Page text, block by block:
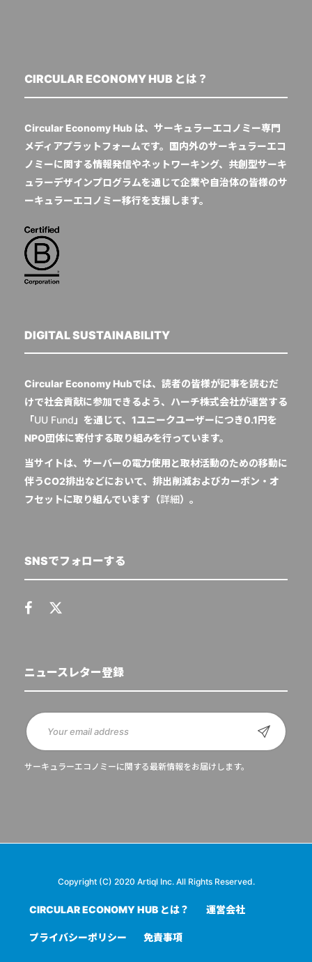
CIRCULAR ECONOMY HUB とは？
Circular Economy Hub は、サーキュラーエコノミー専門
メディアプラットフォームです。国内外のサーキュラーエコ
ノミーに関する情報発信やネットワーキング、共創型サーキ
ュラーデザインプログラムを通じて企業や自治体の皆様のサ
ーキュラーエコノミー移行を支援します。
DIGITAL SUSTAINABILITY
Circular Economy Hubでは、読者の皆様が記事を読むだ
けで社会貢献に参加できるよう、ハーチ株式会社が運営する
「UU Fund 」を通じて、1ユニークユーザーにつき0.1円を
NPO団体に寄付する取り組みを行っています。
当サイトは、サーバーの電力使用と取材活動のための移動に
伴うCO2排出などにおいて、排出削減およびカーボン・オ
フセットに取り組んでいます（詳細）。
SNSでフォローする
ニュースレター登録
サーキュラーエコノミーに関する最新情報をお届けします。
Copyright (C) 2020 Artiql Inc. All Rights Reserved.
CIRCULAR ECONOMY HUB とは？ 運営会社
プライバシーポリシー 免責事項